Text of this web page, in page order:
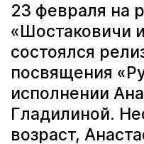
23 февраля на
«Шостаковичи
состоялся
посвящения
исполнении
Гладилиной.
возраст,